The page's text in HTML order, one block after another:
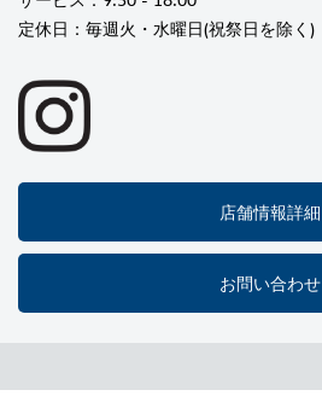
定休日：毎週火・水曜日(祝祭日を除く)
店舗情報詳細
お問い合わせ